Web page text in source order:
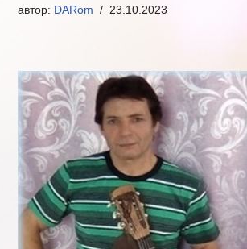
автор: DARom 23.10.2023